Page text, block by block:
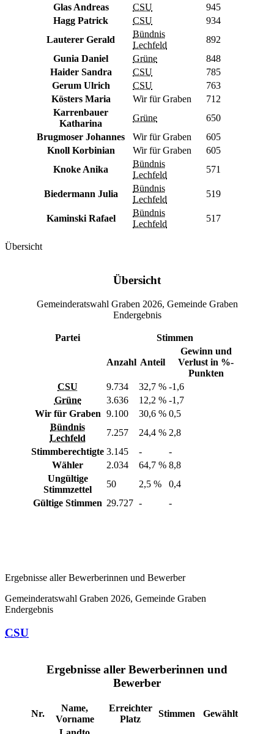
Glas Andreas
CSU
945
Hagg Patrick
CSU
934
Lauterer Gerald
Bündnis
Lechfeld
892
Gunia Daniel
Grüne
848
Haider Sandra
CSU
785
Gerum Ulrich
CSU
763
Kösters Maria
Wir für Graben
712
Karrenbauer
Katharina
Grüne
650
Brugmoser Johannes
Wir für Graben
605
Knoll Korbinian
Wir für Graben
605
Knoke Anika
Bündnis
Lechfeld
571
Biedermann Julia
Bündnis
Lechfeld
519
Kaminski Rafael
Bündnis
Lechfeld
517
Übersicht
Übersicht
Gemeinderatswahl Graben 2026, Gemeinde Graben
Endergebnis
Partei Stimmen
Anzahl Anteil
Gewinn und
Verlust in %-
Punkten
CSU
9.734 32,7 % -1,6
Grüne
3.636 12,2 % -1,7
Wir für Graben 9.100 30,6 % 0,5
Bündnis
Lechfeld
7.257 24,4 % 2,8
Stimmberechtigte 3.145 -
-
Wähler
2.034 64,7 % 8,8
Ungültige
Stimmzettel
50 2,5 %
0,4
Gültige Stimmen 29.727 - -
Ergebnisse aller Bewerberinnen und Bewerber
Gemeinderatswahl Graben 2026, Gemeinde Graben
Endergebnis
CSU
Ergebnisse aller Bewerberinnen und
Bewerber
Nr.
Name,
Vorname
Erreichter
Platz
Stimmen Gewählt